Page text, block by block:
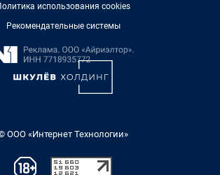
использования cookies
Рекомендательные системы
ООО «Интернет Технологии»